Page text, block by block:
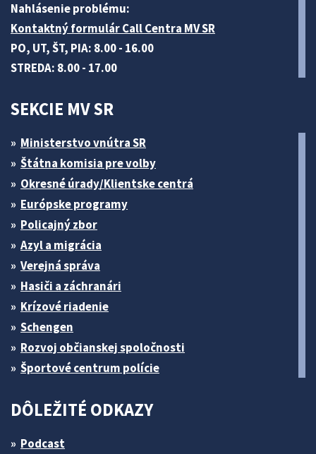
Nahlásenie problému:
Kontaktný formulár Call Centra MV SR
PO, UT, ŠT, PIA: 8.00 - 16.00
STREDA: 8.00 - 17.00
SEKCIE MV SR
Ministerstvo vnútra SR
Štátna komisia pre volby
Okresné úrady/Klientske centrá
Európske programy
Policajný zbor
Azyl a migrácia
Verejná správa
Hasiči a záchranári
Krízové riadenie
Schengen
Rozvoj občianskej spoločnosti
Športové centrum polície
DÔLEŽITÉ ODKAZY
Podcast